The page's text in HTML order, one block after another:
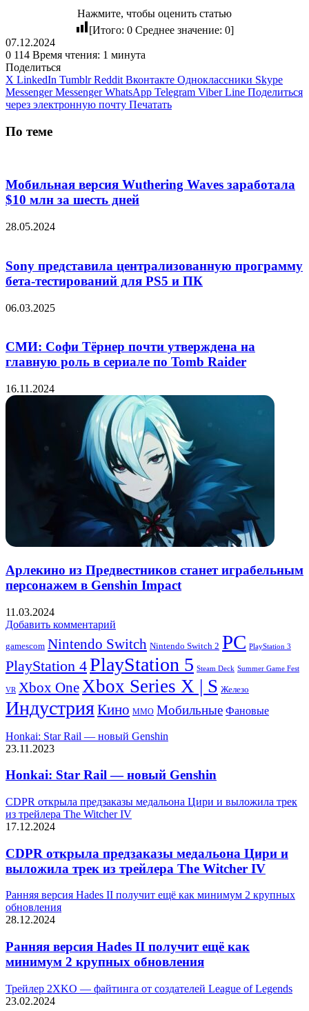
Нажмите, чтобы оценить статью
[Итого: 0 Среднее значение: 0]
07.12.2024
0 114 Время чтения: 1 минута
Поделиться
X LinkedIn Tumblr Reddit Вконтакте Одноклассники Skype
Messenger Messenger WhatsApp Telegram Viber Line Поделиться
через электронную почту Печатать
По теме
Мобильная версия Wuthering Waves заработала
$10 млн за шесть дней
28.05.2024
Sony представила централизованную программу
бета-тестирований для PS5 и ПК
06.03.2025
СМИ: Софи Тёрнер почти утверждена на
главную роль в сериале по Tomb Raider
16.11.2024
Арлекино из Предвестников станет играбельным
персонажем в Genshin Impact
11.03.2024
Добавить комментарий
gamescom Nintendo Switch Nintendo Switch 2 PC PlayStation 3
PlayStation 4PlayStation 5 Steam Deck Summer Game Fest
VR Xbox One Xbox Series X | S Железо
ИндустрияКино ММО Мобильные Фановые
Honkai: Star Rail — новый Genshin
23.11.2023
Honkai: Star Rail — новый Genshin
CDPR открыла предзаказы медальона Цири и выложила трек
из трейлера The Witcher IV
17.12.2024
CDPR открыла предзаказы медальона Цири и
выложила трек из трейлера The Witcher IV
Ранняя версия Hades II получит ещё как минимум 2 крупных
обновления
28.12.2024
Ранняя версия Hades II получит ещё как
минимум 2 крупных обновления
Трейлер 2XKO — файтинга от создателей League of Legends
23.02.2024